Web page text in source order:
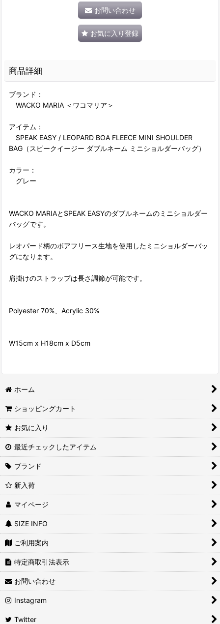
お問い合わせ
お気に入り登録
商品詳細
ブランド：
WACKO MARIA ＜ワコマリア＞
アイテム：
SPEAK EASY / LEOPARD BOA FLEECE MINI SHOULDER
BAG（スピークイージー ダブルネーム ミニショルダーバッグ）
カラー：
グレー
WACKO MARIAとSPEAK EASYのダブルネームのミニショルダー
バッグです。
レオパード柄のボアフリース生地を使用したミニショルダーバッ
グになります。
肩掛けのストラップは長さ調節が可能です。
Polyester 70%、Acrylic 30%
W15cm x H18cm x D5cm
ホーム
ショッピングカート
お気に入り
最近チェックしたアイテム
ブランド
新入荷
マイページ
SIZE INFO
ご利用案内
特定商取引法表示
お問い合わせ
Instagram
Twitter